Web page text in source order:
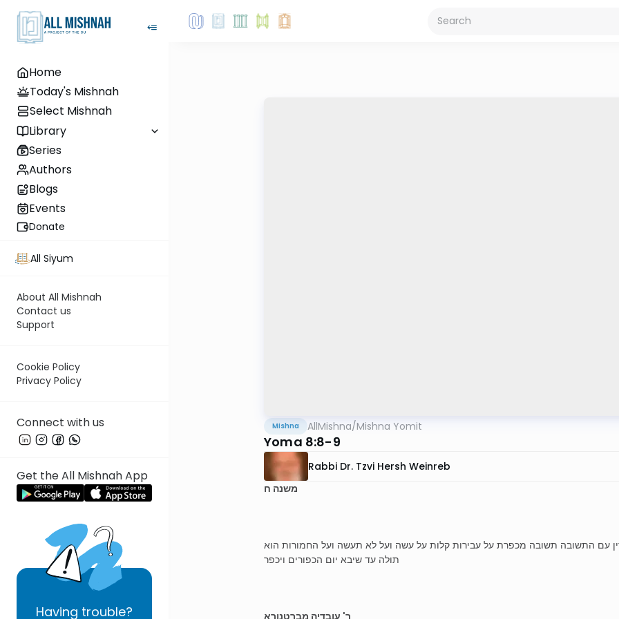
Home
Today's Mishnah
Select Mishnah
Library
Series
Authors
Blogs
Events
Donate
All Siyum
About All Mishnah
Contact us
Support
Cookie Policy
Privacy Policy
Connect with us
Get the All Mishnah App
Having trouble?
Mishna AllMishna/Mishna Yomit
Yoma 8:8-9
Rabbi Dr. Tzvi Hersh Weinreb
משנה ח
עם התשובה תשובה מכפרת על עבירות קלות על עשה ועל לא תעשה ועל החמורות הוא
תולה עד שיבא יום הכפורים ויכפר